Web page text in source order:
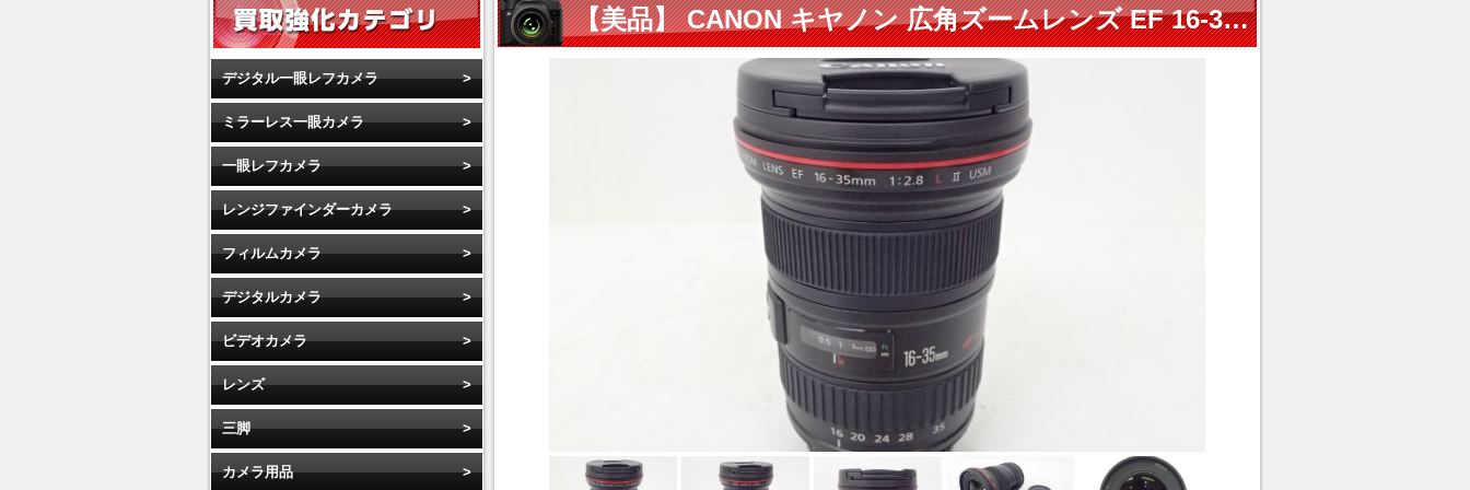
【美品】 CANON キヤノン 広角ズームレンズ EF 16-35mm F2.8 L II USM ソフトケース付き ∈
デジタル一眼レフカメラ
ミラーレス一眼カメラ
一眼レフカメラ
レンジファインダーカメラ
フィルムカメラ
デジタルカメラ
ビデオカメラ
レンズ
三脚
カメラ用品